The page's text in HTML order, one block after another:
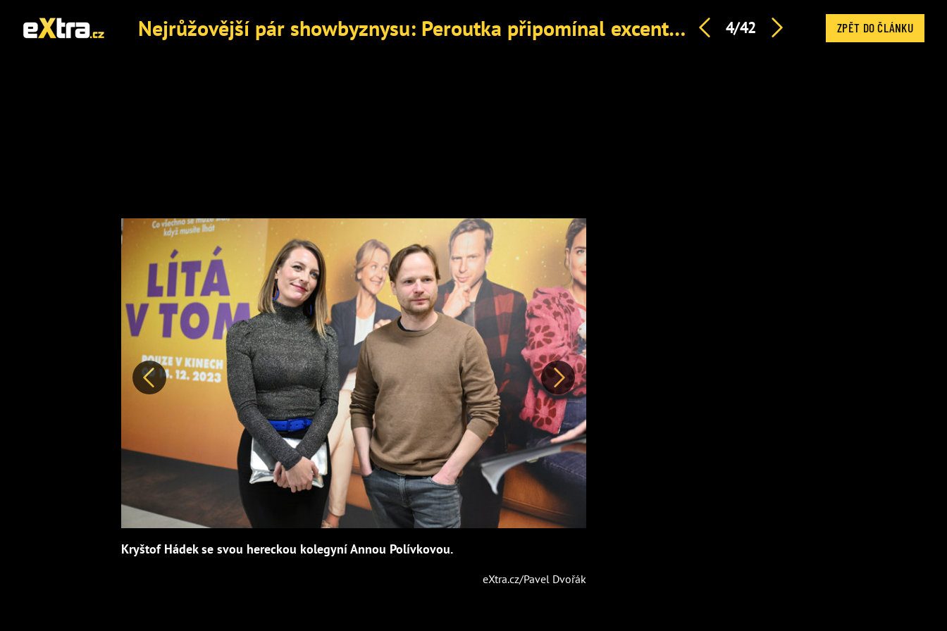
Nejrůžovější pár showbyznysu: Peroutka připomínal excentrického Willlyho Wonku 4/42 ZPĚT DO ČLÁNKU
Předchozí Další
Kryštof Hádek se svou hereckou kolegyní Annou Polívkovou.
eXtra.cz/Pavel Dvořák